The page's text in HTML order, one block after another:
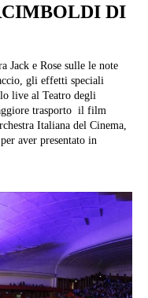
DI
gli effetti speciali
live al Teatro degli
trasporto il film
aver presentato in